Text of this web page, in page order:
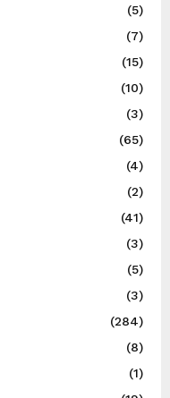
(5)
(7)
(15)
(10)
(3)
(65)
(4)
(2)
(41)
(3)
(5)
(3)
(284)
(8)
(1)